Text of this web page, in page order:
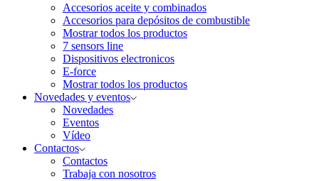
Accesorios aceite y combinados
Accesorios para depósitos de combustible
Mostrar todos los productos
7 sensors line
Dispositivos electronicos
E-force
Mostrar todos los productos
Novedades y eventos
Novedades
Eventos
Vídeo
Contactos
Contactos
Trabaja con nosotros